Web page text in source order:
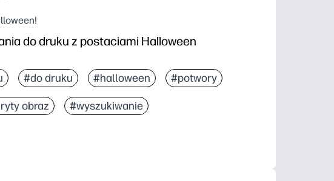
do druku z postaciami Halloween
#do druku #halloween #potwory
obraz #wyszukiwanie